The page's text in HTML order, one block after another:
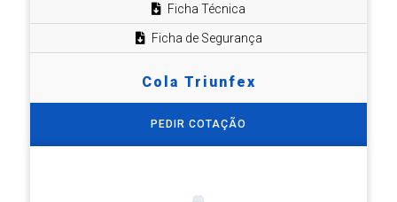
Ficha Técnica
Ficha de Segurança
Cola Triunfex
PEDIR COTAÇÃO